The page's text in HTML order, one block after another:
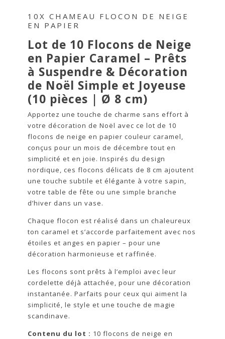
10X CHAMEAU FLOCON DE NEIGE
EN PAPIER
Lot de 10 Flocons de Neige
en Papier Caramel – Prêts
à Suspendre & Décoration
de Noël Simple et Joyeuse
(10 pièces | Ø 8 cm)
Apportez une touche de charme sans effort à
votre décoration de Noël avec ce lot de 10
flocons de neige en papier couleur caramel,
conçus pour un mois de décembre tout en
simplicité et en joie. Inspirés du design
nordique, ces flocons délicats de 8 cm ajoutent
une touche subtile et élégante à votre sapin,
votre table de fête ou une simple branche
d’hiver dans un vase.
Chaque flocon est réalisé dans un chaleureux
ton caramel et s’accorde parfaitement avec nos
étoiles et anges en papier – pour une
décoration harmonieuse et raffinée.
Les flocons sont prêts à l’emploi avec leur
cordelette déjà attachée, pour une décoration
instantanée. Parfaits pour ceux qui aiment la
simplicité, le style et une touche de magie
scandinave.
Contenu du lot : 10 flocons de neige en